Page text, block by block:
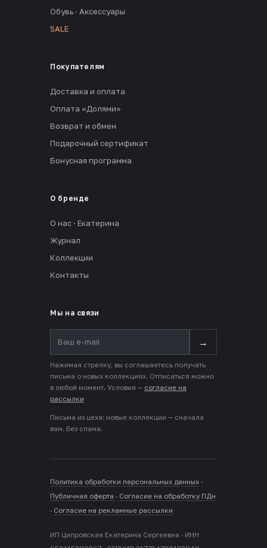
Обувь · Аксессуары
SALE
Покупателям
Доставка и оплата
Оплата «Долями»
Возврат и обмен
Подарочный сертификат
Бонусная программа
О бренде
О нас · Екатерина
Журнал
Коллекции
Контакты
Мы на связи
→
Нажимая стрелку, вы соглашаетесь получать
письма о новых коллекциях. Отписаться можно
в любой момент. Условия — согласие на
рассылки
Письма из цеха: новые коллекции — сначала
вам. Без спама.
Политика обработки персональных данных ·
Публичная оферта · Согласие на обработку ПДн
· Согласие на рекламные рассылки
ИП Ципровская Екатерина Сергеевна · ИНН